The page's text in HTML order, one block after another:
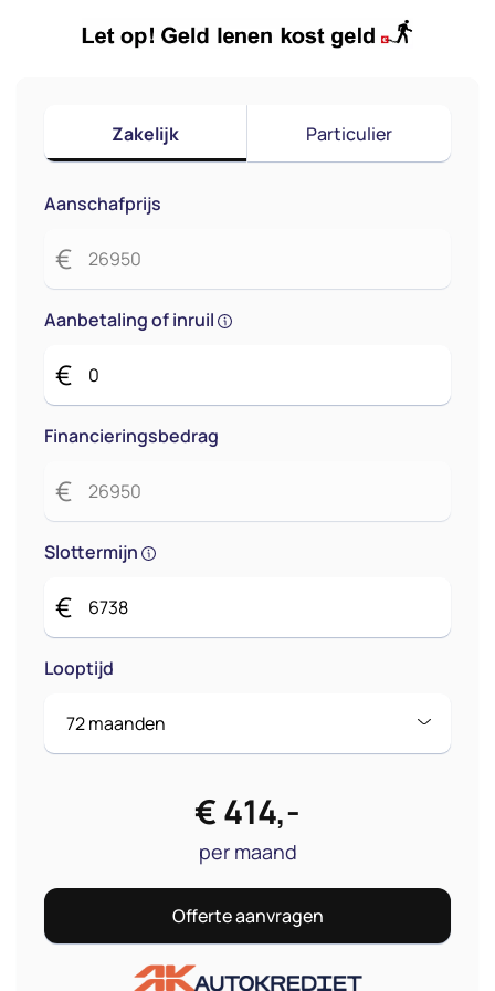
Zakelijk Particulier
Aanschafprijs
€
Aanbetaling of inruil
€
Financieringsbedrag
€
Slottermijn
€
Looptijd
€414,-
per maand
Offerte aanvragen